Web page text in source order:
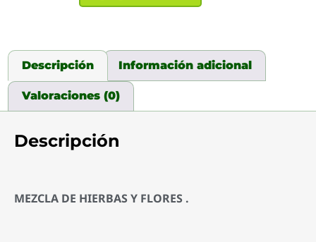
Descripción Información adicional
Valoraciones (0)
Descripción
MEZCLA DE HIERBAS Y FLORES .